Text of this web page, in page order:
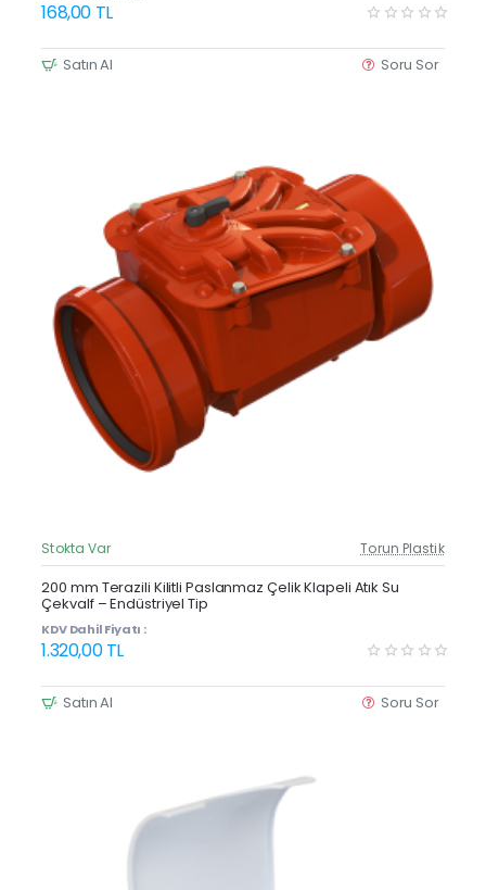
168,00 TL
Satın Al Soru Sor
Güncel Fiyat
Stokta Var Torun Plastik
200 mm Terazili Kilitli Paslanmaz Çelik Klapeli Atık Su
Çekvalf – Endüstriyel Tip
KDV Dahil Fiyatı :
1.320,00 TL
Satın Al Soru Sor